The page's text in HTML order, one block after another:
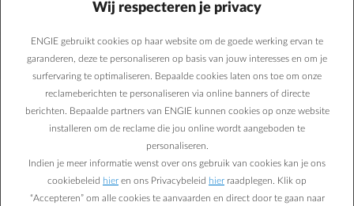
de Smart App van ENGIE?
arrow-left Terug naar contactpagina
Super dat je hebt geïnvesteerd in een thuisbatterij! Let wel op met
App geen verbinding hebben met je thuisbatterij, kunnen we die
niet aansturen. Dit betekent dat als je de modus ‘laden op zonne-
energie’ inschakelt, zowel je auto als je batterij kunnen beginnen
met laden. Dit is afhankelijk van de sturing die je hebt op je batterij
zelf. Hierdoor kun je makkelijk in de situatie komen dat je extra
energie verbruikt, terwijl jij eigenlijk gewoon wil dat je geen injectie
Wij respecteren je privacy
ENGIE gebruikt cookies op haar website om de goede werking ervan te
garanderen, deze te personaliseren op basis van jouw interesses en om je
surfervaring te optimaliseren. Bepaalde cookies laten ons toe om onze
reclameberichten te personaliseren via online banners of directe
berichten. Bepaalde partners van ENGIE kunnen cookies op onze website
installeren om de reclame die jou online wordt aangeboden te
personaliseren.
Indien je meer informatie wenst over ons gebruik van cookies kan je ons
cookiebeleid hier en ons Privacybeleid hier raadplegen. Klik op
“Accepteren” om alle cookies te aanvaarden en direct door te gaan naar